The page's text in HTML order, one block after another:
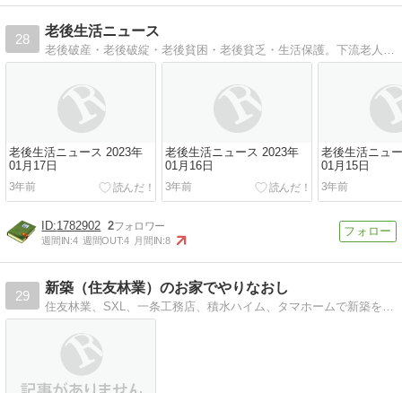
28
老後生活ニュース
老後生活ニュース 2023年
01月17日
3年前
老後生活ニュース 2023年
01月16日
3年前
老後生活ニュ
01月15日
3年前
1782902 2
週間IN:4 週間OUT:4 月間IN:8
29
新築（住友林業）のお家でやりなおし